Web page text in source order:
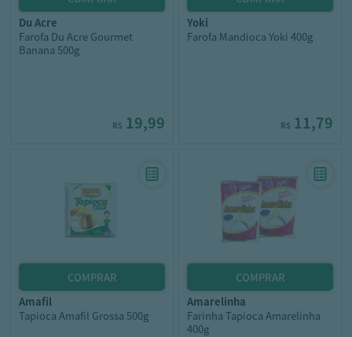
du acre
Farofa Du Acre Gourmet
Banana 500g
R$ 19,99
yoki
Farofa Mandioca Yoki 400g
R$ 11,79
amafil
Tapioca Amafil Grossa 500g
amarelinha
Farinha Tapioca Amarelinha
400g